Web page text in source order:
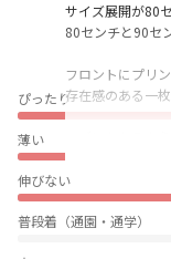
ぴったり
薄い
伸びない
普段着（通園・通学）
サイズ展開が80
80センチと90セ
フロントにプリ
存在感のある一枚
持つ単語が立体
ポイントになりま
綿100％ロイヤル